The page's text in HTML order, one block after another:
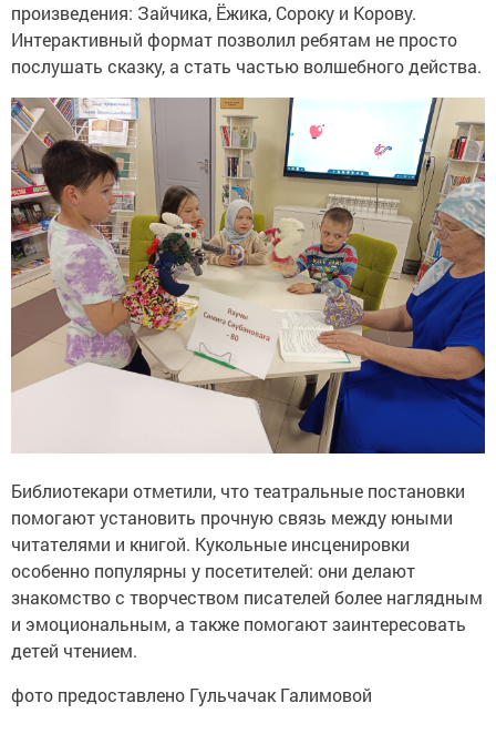
произведения: Зайчика, Ёжика, Сороку и Корову.
Интерактивный формат позволил ребятам не просто
послушать сказку, а стать частью волшебного действа.
Библиотекари отметили, что театральные постановки
помогают установить прочную связь между юными
читателями и книгой. Кукольные инсценировки
особенно популярны у посетителей: они делают
знакомство с творчеством писателей более наглядным
и эмоциональным, а также помогают заинтересовать
детей чтением.
фото предоставлено Гульчачак Галимовой